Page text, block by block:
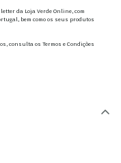
da Loja Verde Online, com
bem como os seus produtos
consulta os Termos e Condições